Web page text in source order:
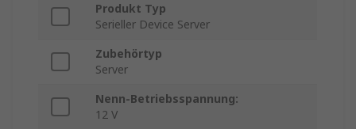
Produkt Typ
Serieller Device Server
Zubehörtyp
Server
Nenn-Betriebsspannung:
12 V